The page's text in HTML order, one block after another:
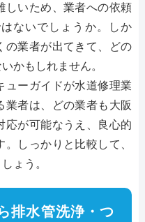
しいため、業者への依頼
ないでしょうか。しか
の業者が出てきて、どの
かもしれません。
ューガイドが水道修理業
業者は、どの業者も大阪
応が可能なうえ、良心的
しっかりと比較して、
ょう。
排水管洗浄・つ